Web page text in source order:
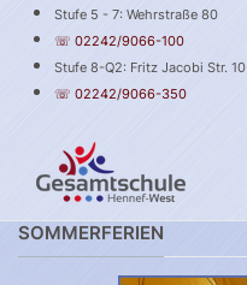
Stufe 5 - 7: Wehrstraße 80
☏ 02242/9066-100
Stufe 8-Q2: Fritz Jacobi Str. 10
☏ 02242/9066-350
SOMMERFERIEN